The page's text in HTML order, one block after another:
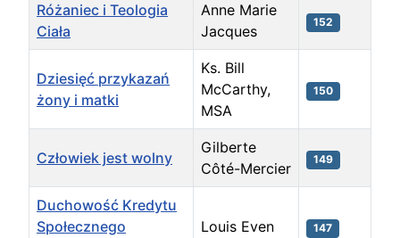
Różaniec i Teologia
Ciała
Anne Marie
Jacques
152
Dziesięć przykazań
żony i matki
Ks. Bill
McCarthy,
MSA
150
Człowiek jest wolny
Gilberte
Côté-Mercier
149
Duchowość Kredytu
Społecznego
Louis Even 147